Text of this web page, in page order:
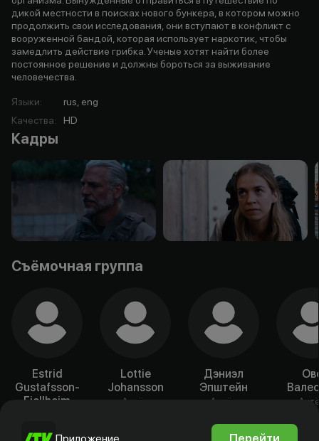
дикой местности в поисках нового бункера, в котором можно
продолжить свои исследования, они вступают в конфликт с
вооруженной бандой, которая использует наркотик, чтобы
замедлить действие грибка. Ученые хотят найти более
постоянное решение и должны бороться за выживание
человечества.
Языки:
rus, eng
Качества: HD
Кадры
Съёмочная группа
Estrid
Gustafsson-
Fjellheim
Lottie
Johansson
Актёр
Дэниэл
Эпштейн
Актёр
Приложение Перейти